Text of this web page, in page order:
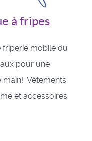
à fripes
friperie mobile du
pour une
main! Vêtements
et accessoires